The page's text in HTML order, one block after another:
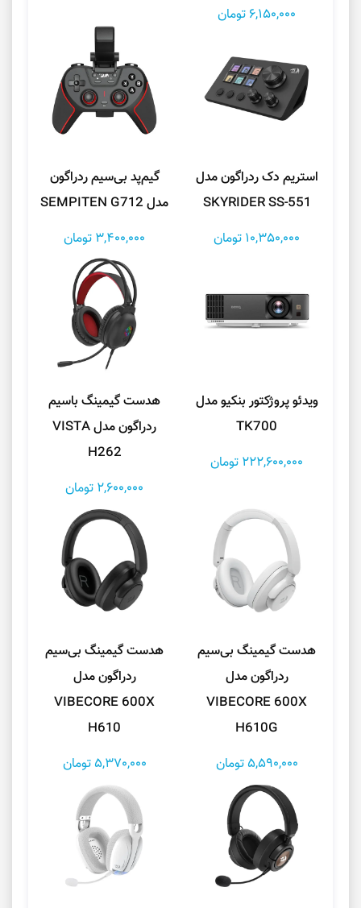
6,150,000 تومان
استریم دک ردراگون مدل
SKYRIDER SS-551
10,350,000 تومان
گیم‌پد بی‌سیم ردراگون
مدل SEMPITEN G712
3,400,000 تومان
ویدئو پروژکتور بنکیو مدل
TK700
222,600,000 تومان
هدست گیمینگ باسیم
ردراگون مدل VISTA
H262
2,600,000 تومان
هدست گیمینگ بی‌سیم
ردراگون مدل
VIBECORE 600X
H610G
5,590,000 تومان
هدست گیمینگ بی‌سیم
ردراگون مدل
VIBECORE 600X
H610
5,370,000 تومان